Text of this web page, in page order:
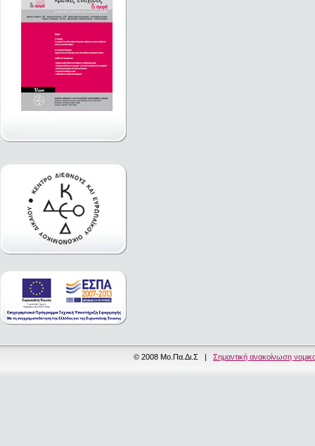
© 2008 Μο.Πα.Δι.Σ | Σημαντική ανακοίνωση